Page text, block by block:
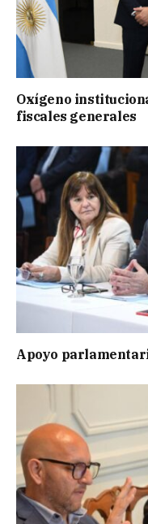
Oxígeno
fiscales generales
Apoyo